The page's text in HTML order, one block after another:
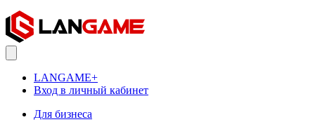
LANGAME+
Вход в личный кабинет
Для бизнеса